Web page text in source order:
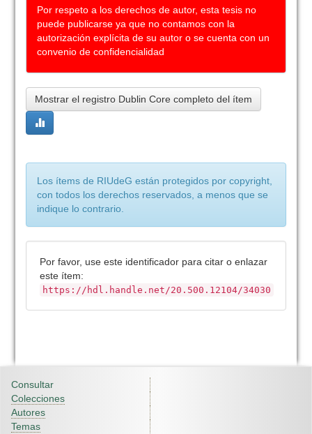
Por respeto a los derechos de autor, esta tesis no
puede publicarse ya que no contamos con la
autorización explícita de su autor o se cuenta con un
convenio de confidencialidad
Mostrar el registro Dublin Core completo del ítem
Los ítems de RIUdeG están protegidos por copyright,
con todos los derechos reservados, a menos que se
indique lo contrario.
Por favor, use este identificador para citar o enlazar
este ítem:
https://hdl.handle.net/20.500.12104/34030
Consultar
Colecciones
Autores
Temas